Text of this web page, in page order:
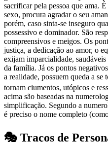
sacrificar pela pessoa que ama.
sexo, procura agradar o seu
porém, caso sinta-se inseguro
possessivo e dominador. São
compreensivos e meigos. Os
justiça, a dedicação ao amor, o
exijam imparcialidade,
da família. Já os pontos
a realidade, possuem queda a se
tornam ciumentos, utópicos e
acima são baseadas na
simplificação. Segundo a
é preciso o nome completo
🎭 Traços de